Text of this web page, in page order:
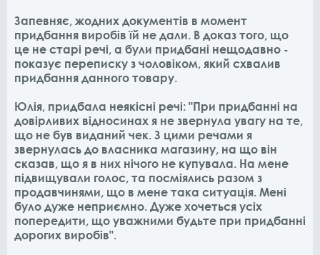
Запевняє, жодних документів в момент
придбання виробів їй не дали. В доказ того, що
це не старі речі, а були придбані нещодавно -
показує переписку з чоловіком, який схвалив
придбання данного товару.
Юлія, придбала неякісні речі: "При придбанні на
довірливих відносинах я не звернула увагу на те,
що не був виданий чек. З цими речами я
звернулась до власника магазину, на що він
сказав, що я в них нічого не купувала. На мене
підвищували голос, та посміялись разом з
продавчинями, що в мене така ситуація. Мені
було дуже неприємно. Дуже хочеться усіх
попередити, що уважними будьте при придбанні
дорогих виробів".